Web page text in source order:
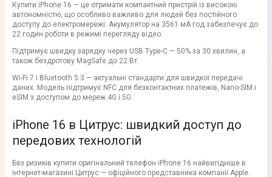
Купити iPhone 16 — це отримати компактний пристрій із високою
автономністю, що особливо важливо для людей без постійного
доступу до електромережі. Акумулятор на 3561 мА·год забезпечує до
22 годин роботи в режимі перегляду відео.
Підтримує швидку зарядку через USB Type-C — 50% за 30 хвилин, а
також бездротову MagSafe до 22 Вт.
Wi-Fi 7 і Bluetooth 5.3 — актуальні стандарти для швидкої передачі
даних. Модель підтримує NFC для безконтактних платежів, Nano-SIM і
eSIM з доступом до мереж 4G і 5G.
iPhone 16 в Цитрус: швидкий доступ до
передових технологій
Без ризиків купити оригінальний телефон iPhone 16 найвигідніше в
інтернет-магазині Цитрус — офіційного представника компанії Apple.